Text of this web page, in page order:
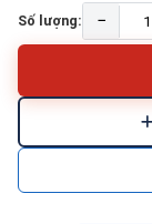
Số lượng: −